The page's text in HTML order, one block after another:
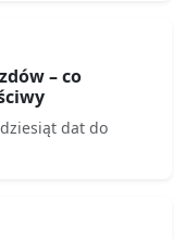
– co
dat do